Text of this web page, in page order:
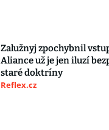
Zalužnyj zpochybnil
Aliance už je jen iluzí
staré doktríny
Reflex.cz